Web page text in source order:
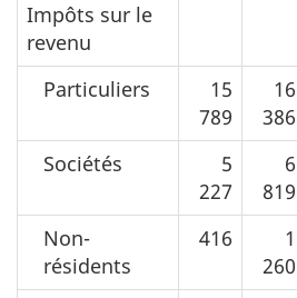
Impôts sur le
revenu
Particuliers
15
789
16
386
Sociétés
5
227
6
819
Non-
résidents
416
1
260